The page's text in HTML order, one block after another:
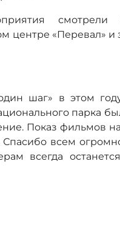
центре «Перевал»
шаг» в этом
парка
Показ фильмов
всем
всегда